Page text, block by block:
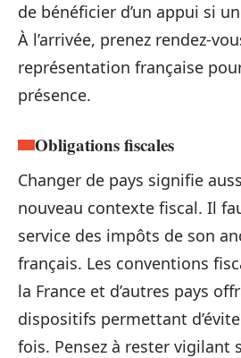
de bénéficier d’un appui si
À l’arrivée, prenez rendez-
représentation française
présence.
Obligations fiscales
Changer de pays signifie
nouveau contexte fiscal. Il
service des impôts de son
français. Les conventions
la France et d’autres pays
dispositifs permettant
fois. Pensez à rester vigilant